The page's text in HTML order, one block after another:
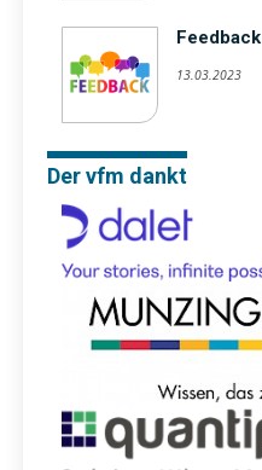
Feedback
13.03.2023
Der vfm dankt